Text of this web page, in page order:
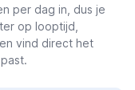
per dag in, dus je
op looptijd,
vind direct het